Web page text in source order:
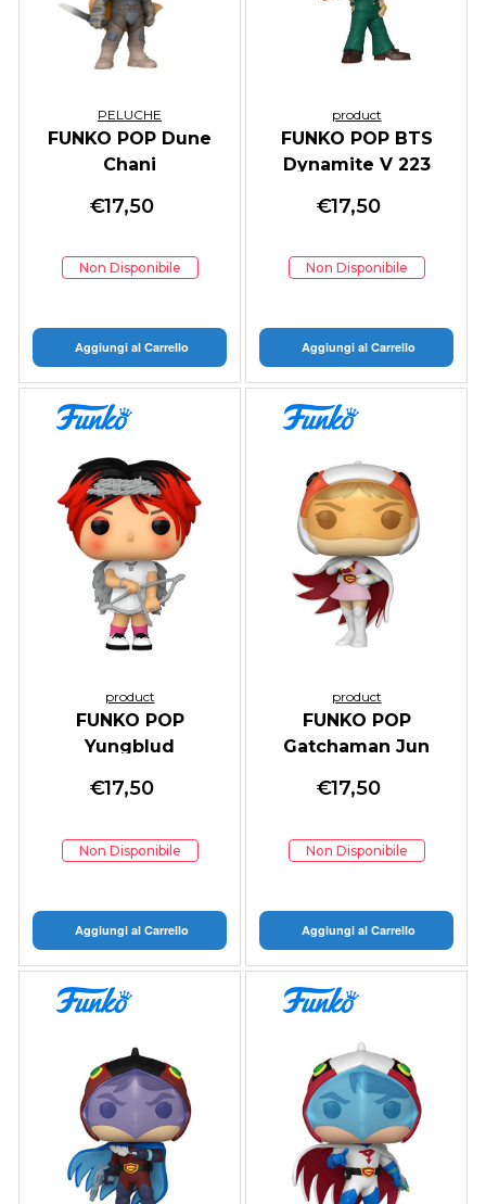
PELUCHE
FUNKO POP Dune
Chani
€17,50
Non Disponibile
Aggiungi al Carrello
product
FUNKO POP BTS
Dynamite V 223
€17,50
Non Disponibile
Aggiungi al Carrello
product
FUNKO POP
Yungblud
€17,50
Non Disponibile
Aggiungi al Carrello
product
FUNKO POP
Gatchaman Jun
€17,50
Non Disponibile
Aggiungi al Carrello